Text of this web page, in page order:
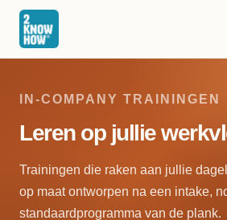
IN-COMPANY TRAININGEN
Leren op jullie
Trainingen die raken aan jullie
op maat ontworpen na een intake,
standaardprogramma van de plank.